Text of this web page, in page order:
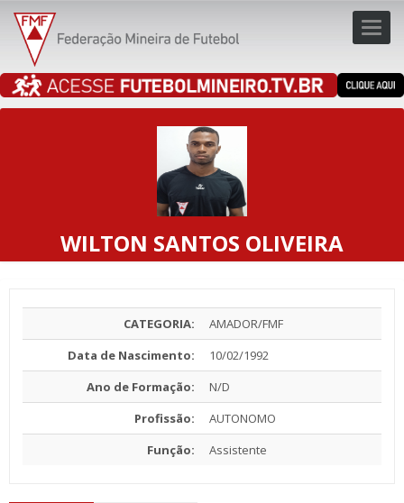
WILTON SANTOS OLIVEIRA
CATEGORIA:
AMADOR/FMF
Data de Nascimento:
10/02/1992
Ano de Formação:
N/D
Profissão:
AUTONOMO
Função:
Assistente